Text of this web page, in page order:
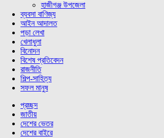
হাজীগঞ্জ উপজেলা
ব্যবসা বাণিজ্য
আইন আদালত
পড়া লেখা
খেলাধুলা
বিনোদন
বিশেষ প্রতিবেদন
রাজনীতি
শিল্প-সাহিত্য
সফল মানুষ
প্রচ্ছদ
জাতীয়
দেশের ভেতর
দেশের বাইরে